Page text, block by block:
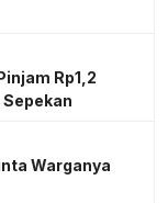
Rp1,2
Warganya